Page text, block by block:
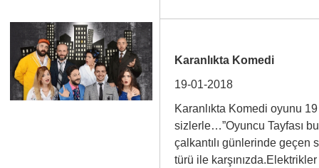
Karanlıkta Komedi
19-01-2018
Karanlıkta Komedi oyunu
sizlerle…”Oyuncu Tayfası bu
çalkantılı günlerinde geçen
türü ile